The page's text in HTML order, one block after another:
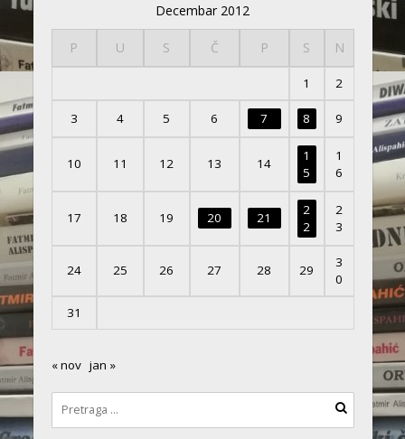
Decembar 2012
P U S Č P S N
1 2
3 4 5 6 7 8 9
10 11 12 13 14
1
5
1
6
17 18 19 20 21
2
2
2
3
24 25 26 27 28 29
3
0
31
« nov jan »